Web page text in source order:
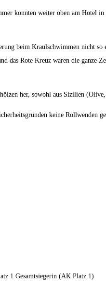
konnten weiter oben am Hotel
beim Kraulschwimmen nicht
das Rote Kreuz waren die ganze
her, sowohl aus Sizilien
keine Rollwenden
1 Gesamtsiegerin (AK Platz 1)